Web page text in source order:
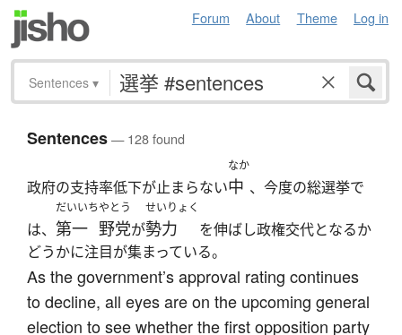
Forum About Theme Log in
Sentences ▾
Sentences— 128 found
政府の支持率低下が止まらない
なか
中 、今度の総選挙で
は、
だいいち
第一
やとう
野党が
せいりょく
勢力
を伸ばし政権交代となるか
どうかに注目が集まっている。
As the government’s approval rating continues
to decline, all eyes are on the upcoming general
election to see whether the first opposition party